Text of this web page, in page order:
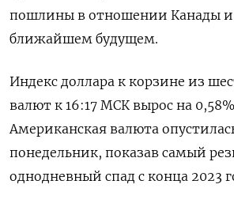
пошлины в отношении Канады
ближайшем будущем.
Индекс доллара к корзине из
валют к 16:17 МСК вырос на
Американская валюта
понедельник, показав самый
однодневный спад с конца 2023